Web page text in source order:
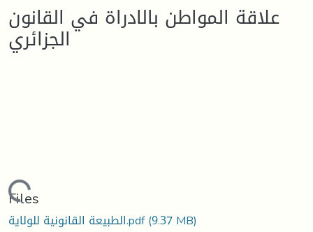
علاقة المواطن بالادراة في القانون
الجزائري
Loading...
Files
الطبيعة القانونية للولاية.pdf(9.37 MB)